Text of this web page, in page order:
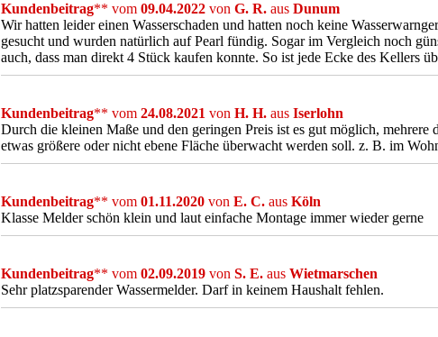
Kundenbeitrag** vom 09.04.2022 von G. R. aus Dunum
Wir hatten leider einen Wasserschaden und hatten noch keine
gesucht und wurden natürlich auf Pearl fündig. Sogar im Vergleich noch
auch, dass man direkt 4 Stück kaufen konnte. So ist jede Ecke des Kellers
Kundenbeitrag** vom 24.08.2021 von H. H. aus Iserlohn
Durch die kleinen Maße und den geringen Preis ist es gut möglich, mehrere
etwas größere oder nicht ebene Fläche überwacht werden soll. z. B. im
Kundenbeitrag** vom 01.11.2020 von E. C. aus Köln
Klasse Melder schön klein und laut einfache Montage immer wieder gerne
Kundenbeitrag** vom 02.09.2019 von S. E. aus Wietmarschen
Sehr platzsparender Wassermelder. Darf in keinem Haushalt fehlen.